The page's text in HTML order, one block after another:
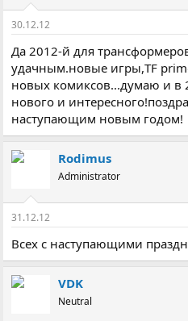
30.12.12
Да 2012-й для
удачным.новые игры,TF
новых комиксов...думаю и в
нового и
наступающим новым годом!
Rodimus
Administrator
31.12.12
Всех с наступающими
VDK
Neutral